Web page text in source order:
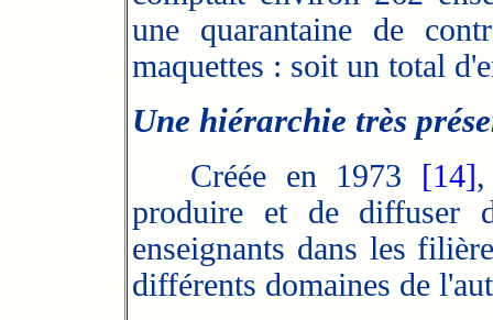
une quarantaine de
maquettes : soit un total
Une hiérarchie très
Créée en 1973 [14]
produire et de diffuser
enseignants dans les
différents domaines de